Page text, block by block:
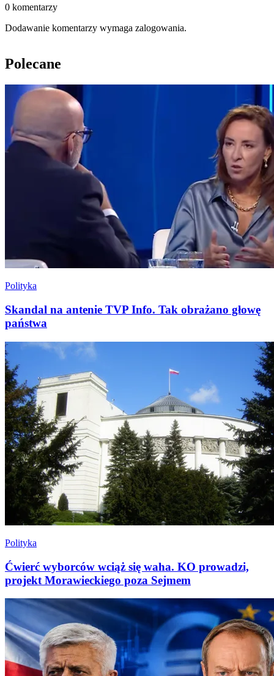
0 komentarzy
Dodawanie komentarzy wymaga zalogowania.
Polecane
Polityka
Skandal na antenie TVP Info. Tak obrażano głowę
państwa
Polityka
Ćwierć wyborców wciąż się waha. KO prowadzi,
projekt Morawieckiego poza Sejmem